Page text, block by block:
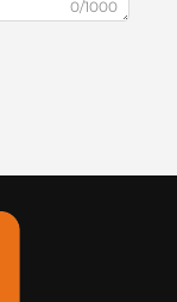
0/1000